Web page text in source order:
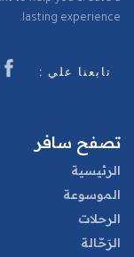
lasting experience.
تابعنا علي :
تصفح سافر
الرئيسية
الموسوعة
الرحلات
الرَحّالة